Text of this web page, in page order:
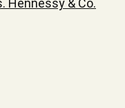
Hennessy & Co.